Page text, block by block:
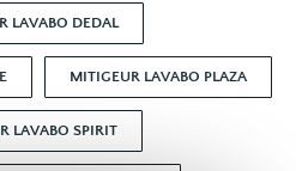
LAVABO DEDAL
MITIGEUR LAVABO PLAZA
LAVABO SPIRIT